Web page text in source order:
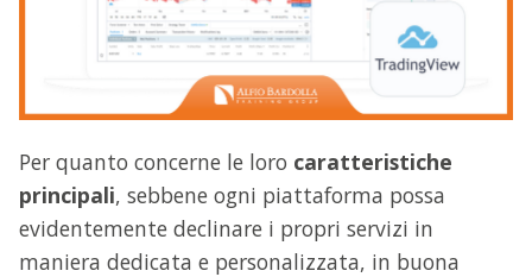
Per quanto concerne le loro caratteristiche
principali, sebbene ogni piattaforma possa
evidentemente declinare i propri servizi in
maniera dedicata e personalizzata, in buona